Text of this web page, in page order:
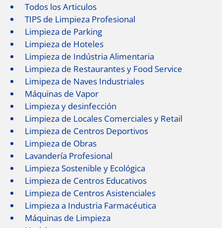
Todos los Articulos
TIPS de Limpieza Profesional
Limpieza de Parking
Limpieza de Hoteles
Limpieza de Indústria Alimentaria
Limpieza de Restaurantes y Food Service
Limipeza de Naves Industriales
Máquinas de Vapor
Limpieza y desinfección
Limpieza de Locales Comerciales y Retail
Limpieza de Centros Deportivos
Limpieza de Obras
Lavandería Profesional
Limpieza Sostenible y Ecológica
Limpieza de Centros Educativos
Limpieza de Centros Asistenciales
Limpieza a Industria Farmacéutica
Máquinas de Limpieza